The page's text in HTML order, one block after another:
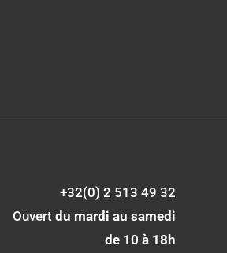
+32(0) 2 513 49 32
Ouvert du mardi au samedi
de 10 à 18h